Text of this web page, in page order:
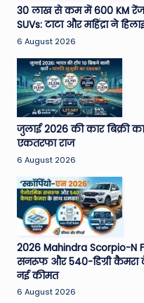
30 लाख से कम में 600 KM
SUVs: टाटा और महिंद्रा ने
6 August 2026
जुलाई 2026 की कार बिक्री
एकतरफा राज
6 August 2026
2026 Mahindra Scorpio-N
सनरूफ और 540-डिग्री कैमरा
नई कीमत
6 August 2026